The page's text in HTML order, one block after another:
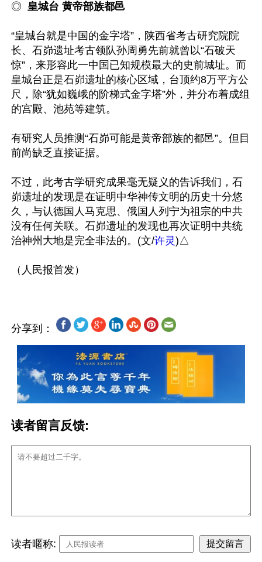
◎ 皇城台 黄帝部族都邑
“皇城台就是中国的金字塔”，陕西省考古研究院院
长、石峁遗址考古领队孙周勇先前就曾以“石破天
惊”，来形容此一中国已知规模最大的史前城址。而
皇城台正是石峁遗址的核心区域，台顶约8万平方公
尺，除“犹如巍峨的阶梯式金字塔”外，并分布着成组
的宫殿、池苑等建筑。
有研究人员推测“石峁可能是黄帝部族的都邑”。但目
前尚缺乏直接证据。
不过，此考古学研究成果毫无疑义的告诉我们，石
峁遗址的发现是在证明中华神传文明的历史十分悠
久，与认德国人马克思、俄国人列宁为祖宗的中共
没有任何关联。石峁遗址的发现也再次证明中共统
治神州大地是完全非法的。(文/许灵)△
分享到：
读者留言反馈:
读者暱称: